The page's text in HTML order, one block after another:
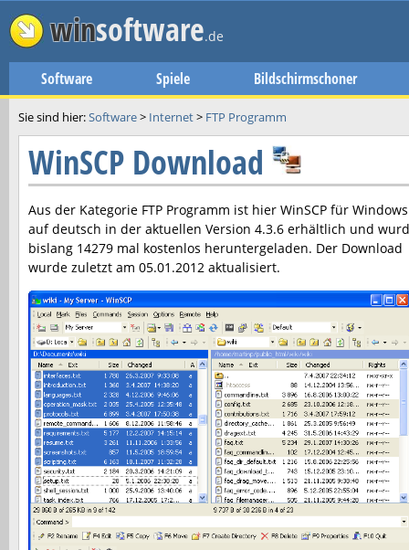
winsoftware.de
Software Spiele Bildschirmschoner
Sie sind hier:Software> Internet> FTP Programm
WinSCP Download
Aus der Kategorie FTP Programm ist hier WinSCP für Windows
auf deutsch in der aktuellen Version 4.3.6 erhältlich und
bislang 14279 mal kostenlos heruntergeladen. Der Download
wurde zuletzt am 05.01.2012 aktualisiert.